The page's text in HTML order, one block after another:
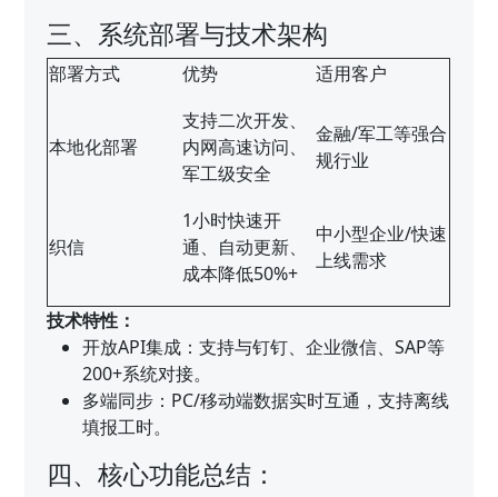
三、系统部署与技术架构
部署方式 优势 适用客户
本地化部署
支持二次开发、
内网高速访问、
军工级安全
金融/军工等强合
规行业
织信
1小时快速开
通、自动更新、
成本降低50%+
中小型企业/快速
上线需求
技术特性：
开放API集成：支持与钉钉、企业微信、SAP等
200+系统对接。
多端同步：PC/移动端数据实时互通，支持离线
填报工时。
四、核心功能总结：